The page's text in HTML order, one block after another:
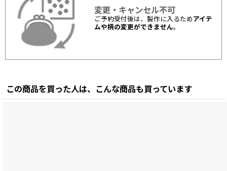
変更・キャンセル不可
ご予約受付後は、製作に入るため アイテ
ムや柄の変更ができません。
この商品を買った人は、こんな商品も買っています